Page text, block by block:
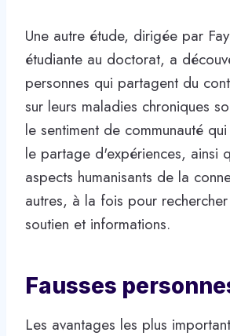
Une autre étude, dirigée par
étudiante au doctorat, a
personnes qui partagent du
sur leurs maladies chroniques
le sentiment de communauté
le partage d'expériences, ainsi
aspects humanisants de la
autres, à la fois pour
soutien et informations.
Fausses
Les avantages les plus